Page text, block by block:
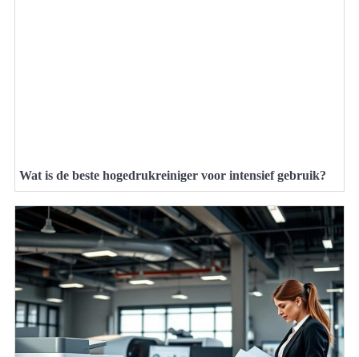
Wat is de beste hogedrukreiniger voor intensief gebruik?